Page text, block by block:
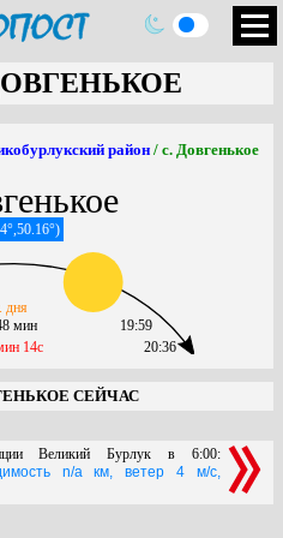
район / с. Довгенькое
мин
14c
дня
20:36
19:59
СЕЙЧАС
Великий Бурлук в 6:00:
n/a км, ветер 4 м/с,